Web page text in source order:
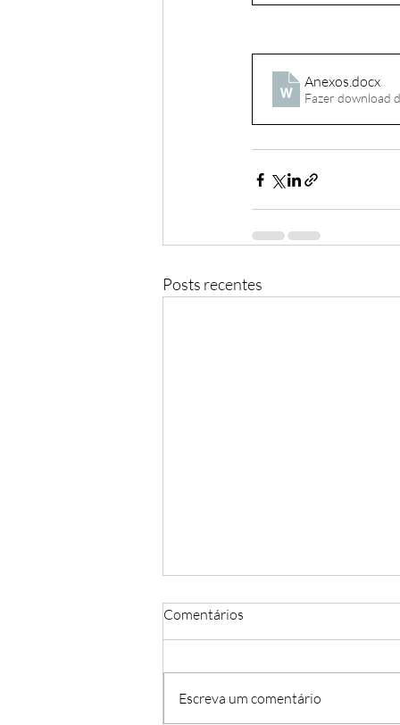
Anexos.docx
Fazer download
Posts recentes
Comentários
Escreva um comentário